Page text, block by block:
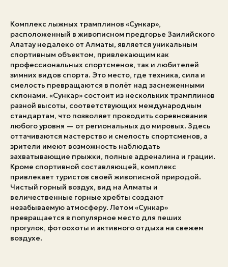
Комплекс лыжных трамплинов «Сункар»,
расположенный в живописном предгорье Заилийского
Алатау недалеко от Алматы, является уникальным
спортивным объектом, привлекающим как
профессиональных спортсменов, так и любителей
зимних видов спорта. Это место, где техника, сила и
смелость превращаются в полёт над заснеженными
склонами. «Сункар» состоит из нескольких трамплинов
разной высоты, соответствующих международным
стандартам, что позволяет проводить соревнования
любого уровня — от региональных до мировых. Здесь
оттачиваются мастерство и смелость спортсменов, а
зрители имеют возможность наблюдать
захватывающие прыжки, полные адреналина и грации.
Кроме спортивной составляющей, комплекс
привлекает туристов своей живописной природой.
Чистый горный воздух, вид на Алматы и
величественные горные хребты создают
незабываемую атмосферу. Летом «Сункар»
превращается в популярное место для пеших
прогулок, фотоохоты и активного отдыха на свежем
воздухе.
Экстренные номера